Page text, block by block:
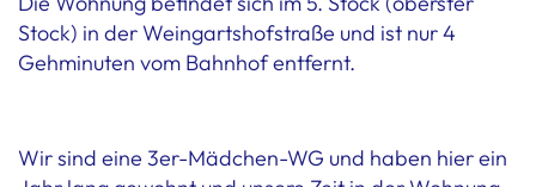
Stock) in der Weingartshofstraße und ist nur 4
Gehminuten vom Bahnhof entfernt.
Wir sind eine 3er-Mädchen-WG und haben hier ein